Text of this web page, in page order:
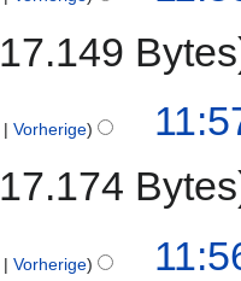
17.149 Bytes
Vorherige
17.174 Bytes
Vorherige